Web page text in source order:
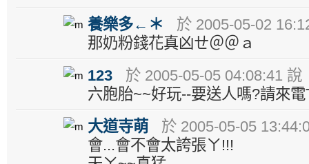
養樂多←＊
於 2005-05-02
那奶粉錢花真凶ㄝ＠＠ａ
123
於 2005-05-05 04:08:41 說
六胞胎~~好玩--要送人嗎?請來
大道寺萌
於 2005-05-05
會...會不會太誇張ㄚ!!!